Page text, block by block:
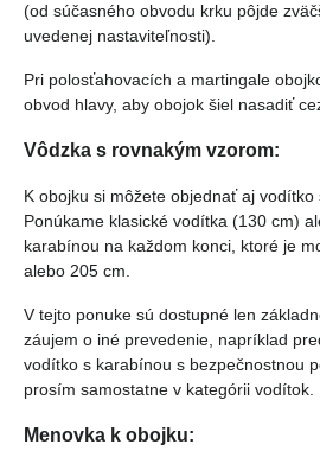
(od súčasného obvodu krku pôjde
uvedenej nastaviteľnosti).
Pri polosťahovacích a martingale
obvod hlavy, aby obojok šiel nasadiť
Vôdzka s rovnakým vzorom:
K obojku si môžete objednať aj vodítko
Ponúkame klasické vodítka (130 cm)
karabínou na každom konci, ktoré je
alebo 205 cm.
V tejto ponuke sú dostupné len
záujem o iné prevedenie, napríklad
vodítko s karabínou s bezpečnostnou
prosím samostatne v kategórii vodítok.
Menovka k obojku: